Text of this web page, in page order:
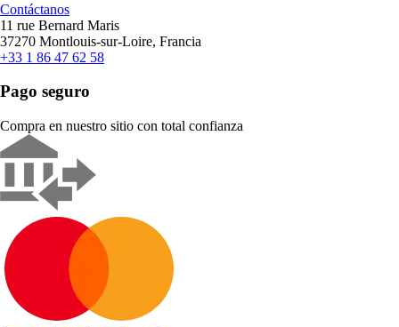
Contáctanos
11 rue Bernard Maris
37270 Montlouis-sur-Loire, Francia
+33 1 86 47 62 58
Pago seguro
Compra en nuestro sitio con total confianza